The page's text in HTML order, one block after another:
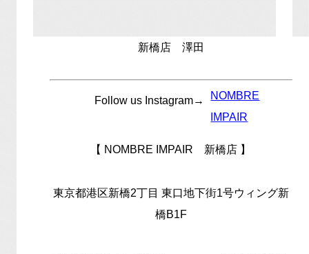
新橋店 澤田
Follow us Instagram→
NOMBRE
IMPAIR
【 NOMBRE IMPAIR 新橋店 】
東京都港区新橋2丁目 東口地下街1号ウィング新
橋B1F